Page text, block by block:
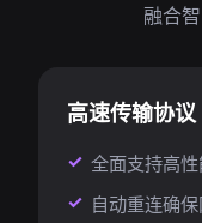
融合
高速传输协议
全面支持高
自动重连确